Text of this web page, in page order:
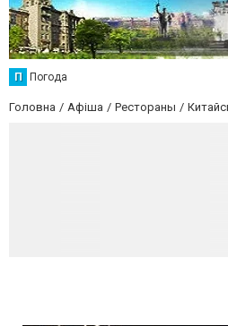
П Погода
Головна Афіша Рестораны